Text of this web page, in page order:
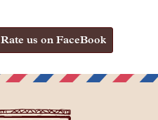
Rate us on FaceBook